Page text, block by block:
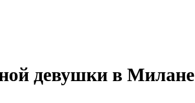
девушки в Милане